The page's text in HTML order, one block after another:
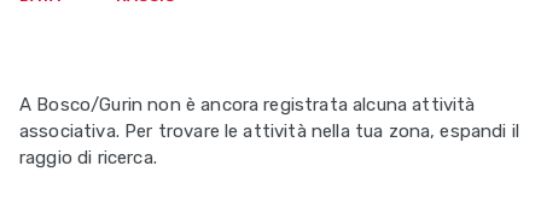
A Bosco/Gurin non è ancora registrata alcuna attività
associativa. Per trovare le attività nella tua zona, espandi il
raggio di ricerca.